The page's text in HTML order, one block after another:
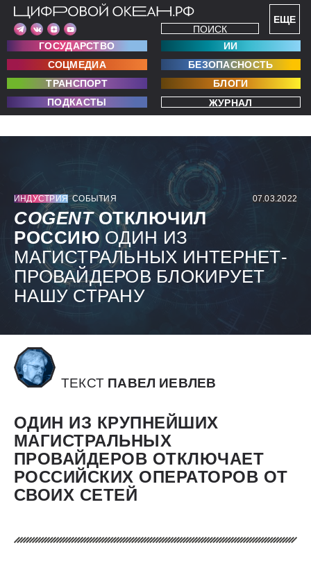
ЕЩЕ
ПОИСК
ГОСУДАРСТВО
ИИ
СОЦМЕДИА
БЕЗОПАСНОСТЬ
ТРАНСПОРТ
БЛОГИ
ПОДКАСТЫ
ЖУРНАЛ
ИНДУСТРИЯ СОБЫТИЯ 07.03.2022
COGENTОТКЛЮЧИЛ
РОССИЮ ОДИН ИЗ
МАГИСТРАЛЬНЫХ ИНТЕРНЕТ-
ПРОВАЙДЕРОВ БЛОКИРУЕТ
НАШУ СТРАНУ
ТЕКСТ ПАВЕЛ ИЕВЛЕВ
ОДИН ИЗ КРУПНЕЙШИХ
МАГИСТРАЛЬНЫХ
ПРОВАЙДЕРОВ ОТКЛЮЧАЕТ
РОССИЙСКИХ ОПЕРАТОРОВ ОТ
СВОИХ СЕТЕЙ